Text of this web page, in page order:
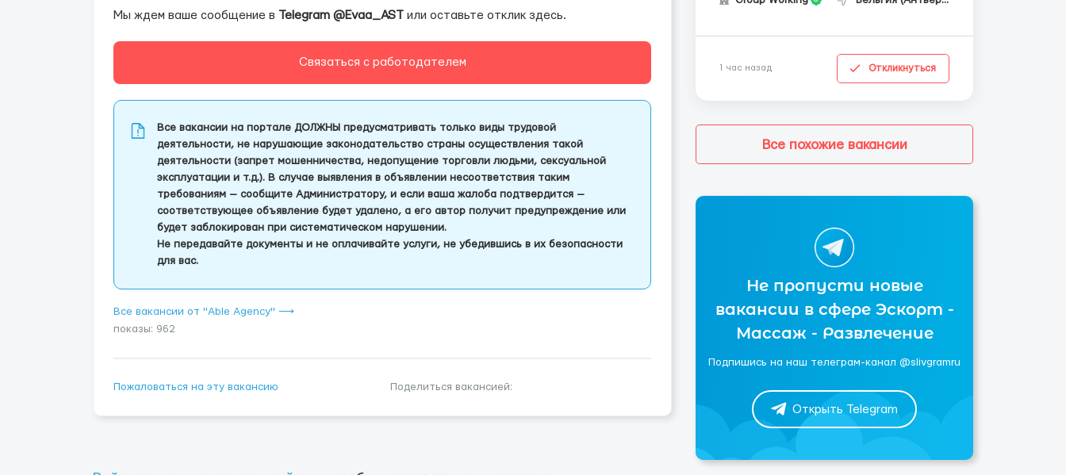
Мы ждем ваше сообщение в Telegram @Evaa_AST или оставьте отклик здесь.
Связаться с работодателем
Все вакансии на портале ДОЛЖНЫ предусматривать только виды трудовой
деятельности, не нарушающие законодательство страны осуществления такой
деятельности (запрет мошенничества, недопущение торговли людьми, сексуальной
эксплуатации и т.д.). В случае выявления в объявлении несоответствия таким
требованиям — сообщите Администратору, и если ваша жалоба подтвердится —
соответствующее объявление будет удалено, а его автор получит предупреждение или
будет заблокирован при систематическом нарушении.
Не передавайте документы и не оплачивайте услуги, не убедившись в их безопасности
для вас.
Все вакансии от "Able Agency" ⟶
показы: 962
Пожаловаться на эту вакансию Поделиться вакансией:
1 час назад Откликнуться
Все похожие вакансии
Не пропусти новые
вакансии в сфере Эскорт -
Массаж - Развлечение
Подпишись на наш телеграм-канал @slivgramru
Открыть Telegram